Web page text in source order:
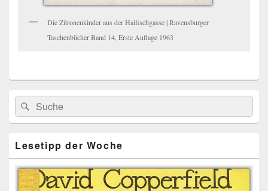
Die Zitronenkinder aus der Haifischgasse | Ravensburger
Taschenbücher Band 14, Erste Auflage 1963
Primärer
Seitenleisten
Widget-
Bereich
Search
for:
Suche
Lesetipp der Woche